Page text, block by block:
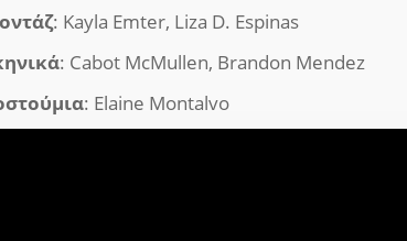
: Kayla Emter, Liza D. Espinas
: Cabot McMullen, Brandon Mendez
: Elaine Montalvo